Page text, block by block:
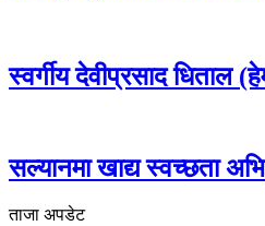
स्वर्गीय देवीप्रसाद धिताल
सल्यानमा खाद्य स्वच्छता
ताजा अपडेट